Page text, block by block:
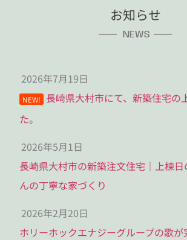
お知らせ
NEWS
2026年7月19日
NEW!
長崎県大村市にて、新築住宅の
た。
2026年5月1日
長崎県大村市の新築注文住宅｜上棟
んの丁寧な家づくり
2026年2月20日
ホリーホックエナジーグループの歌が